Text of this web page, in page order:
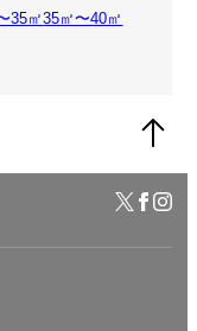
35㎡35㎡〜40㎡